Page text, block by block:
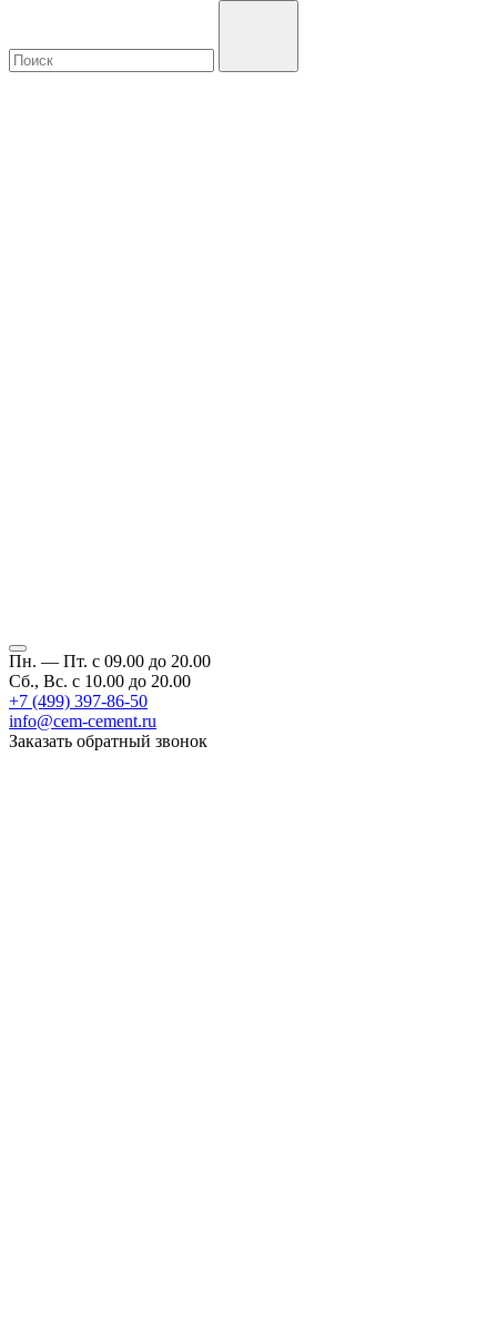
Пн. — Пт. с 09.00 до 20.00
Сб., Вс. с 10.00 до 20.00
+7 (499) 397-86-50
info@cem-cement.ru
Заказать обратный звонок